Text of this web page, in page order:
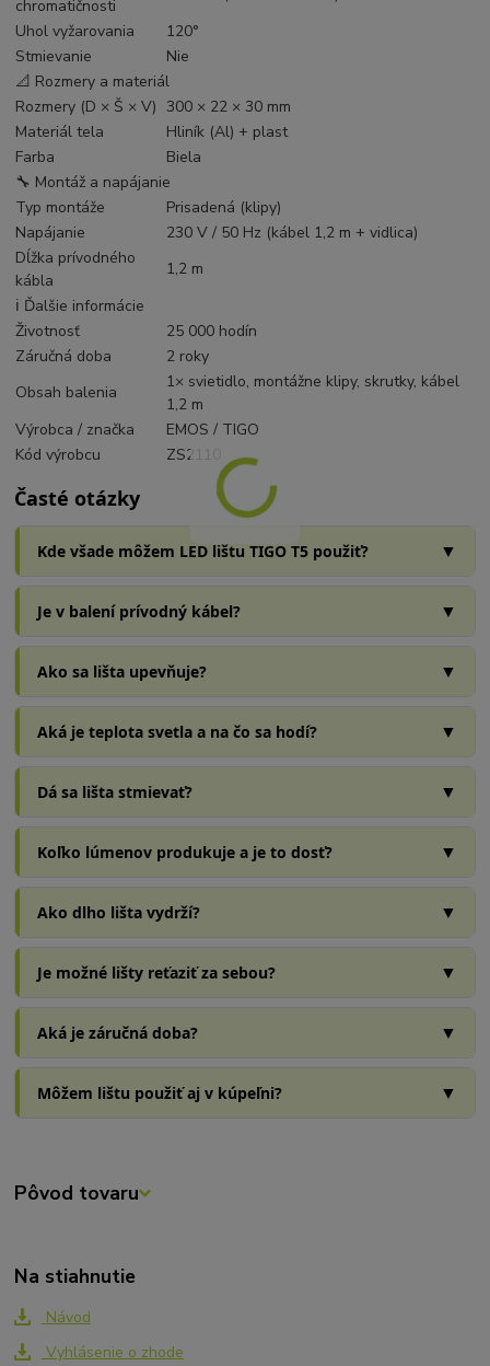
chromatičnosti
Uhol vyžarovania
120°
Stmievanie
Nie
📐 Rozmery a materiál
Rozmery (D × Š × V) 300 × 22 × 30 mm
Materiál tela
Hliník (Al) + plast
Farba
Biela
🔧 Montáž a napájanie
Typ montáže
Prisadená (klipy)
Napájanie
230 V / 50 Hz (kábel 1,2 m + vidlica)
Dĺžka prívodného
kábla
1,2 m
ℹ️ Ďalšie informácie
Životnosť
25 000 hodín
Záručná doba
2 roky
Obsah balenia
1× svietidlo, montážne klipy, skrutky, kábel
1,2 m
Výrobca / značka
EMOS / TIGO
Kód výrobcu
ZS2110
Časté otázky
Kde všade môžem LED lištu TIGO T5 použiť? ▼
Je v balení prívodný kábel? ▼
Ako sa lišta upevňuje? ▼
Aká je teplota svetla a na čo sa hodí? ▼
Dá sa lišta stmievať? ▼
Koľko lúmenov produkuje a je to dosť? ▼
Ako dlho lišta vydrží? ▼
Je možné lišty reťaziť za sebou? ▼
Aká je záručná doba? ▼
Môžem lištu použiť aj v kúpeľni? ▼
Pôvod tovaru
Na stiahnutie
Návod
Vyhlásenie o zhode